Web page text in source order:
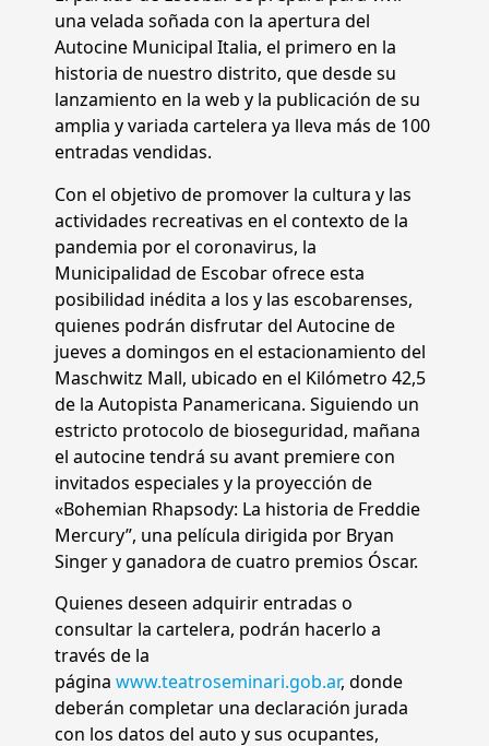
una velada soñada con la apertura del
Autocine Municipal Italia, el primero en la
historia de nuestro distrito, que desde su
lanzamiento en la web y la publicación de su
amplia y variada cartelera ya lleva más de 100
entradas vendidas.
Con el objetivo de promover la cultura y las
actividades recreativas en el contexto de la
pandemia por el coronavirus, la
Municipalidad de Escobar ofrece esta
posibilidad inédita a los y las escobarenses,
quienes podrán disfrutar del Autocine de
jueves a domingos en el estacionamiento del
Maschwitz Mall, ubicado en el Kilómetro 42,5
de la Autopista Panamericana. Siguiendo un
estricto protocolo de bioseguridad, mañana
el autocine tendrá su avant premiere con
invitados especiales y la proyección de
«Bohemian Rhapsody: La historia de Freddie
Mercury”, una película dirigida por Bryan
Singer y ganadora de cuatro premios Óscar.
Quienes deseen adquirir entradas o
consultar la cartelera, podrán hacerlo a
través de la
página www.teatroseminari.gob.ar, donde
deberán completar una declaración jurada
con los datos del auto y sus ocupantes,